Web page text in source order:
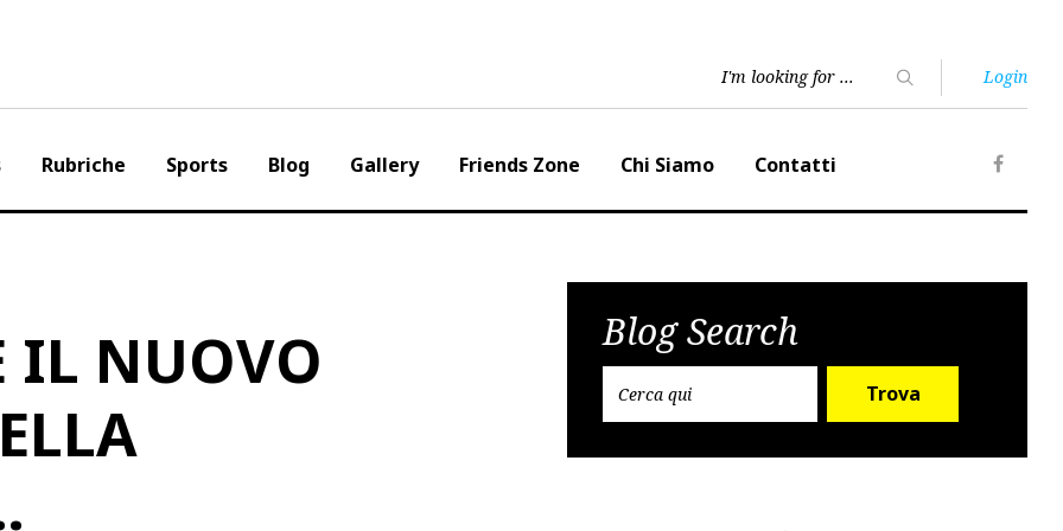
Login
Rubriche Sports Blog Gallery Friends Zone Chi Siamo
Contatti
IL NUOVO
Blog Search
Trova